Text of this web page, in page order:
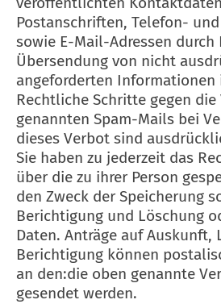
Postanschriften, Telefon-
sowie E-Mail-Adressen durch
Übersendung von nicht
angeforderten
Rechtliche Schritte gegen die
genannten Spam-Mails bei
dieses Verbot sind
Sie haben zu jederzeit das
über die zu ihrer Person
den Zweck der Speicherung
Berichtigung und Löschung
Daten. Anträge auf Auskunft,
Berichtigung können
an den:die oben genannte
gesendet werden.